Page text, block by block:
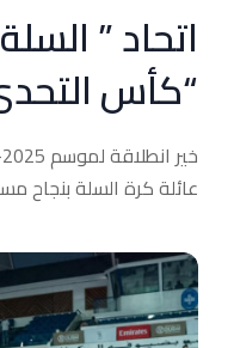
اتحاد ”
“كأس
عائلة كرة السلة بنجاح